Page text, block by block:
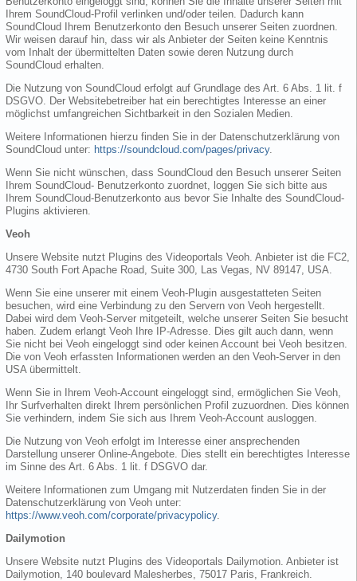
Ihrem SoundCloud-Profil verlinken und/oder teilen. Dadurch kann
SoundCloud Ihrem Benutzerkonto den Besuch unserer Seiten zuordnen.
Wir weisen darauf hin, dass wir als Anbieter der Seiten keine Kenntnis
vom Inhalt der übermittelten Daten sowie deren Nutzung durch
SoundCloud erhalten.
Die Nutzung von SoundCloud erfolgt auf Grundlage des Art. 6 Abs. 1 lit. f
DSGVO. Der Websitebetreiber hat ein berechtigtes Interesse an einer
möglichst umfangreichen Sichtbarkeit in den Sozialen Medien.
Weitere Informationen hierzu finden Sie in der Datenschutzerklärung von
SoundCloud unter: https://soundcloud.com/pages/privacy.
Wenn Sie nicht wünschen, dass SoundCloud den Besuch unserer Seiten
Ihrem SoundCloud- Benutzerkonto zuordnet, loggen Sie sich bitte aus
Ihrem SoundCloud-Benutzerkonto aus bevor Sie Inhalte des SoundCloud-
Plugins aktivieren.
Veoh
Unsere Website nutzt Plugins des Videoportals Veoh. Anbieter ist die FC2,
4730 South Fort Apache Road, Suite 300, Las Vegas, NV 89147, USA.
Wenn Sie eine unserer mit einem Veoh-Plugin ausgestatteten Seiten
besuchen, wird eine Verbindung zu den Servern von Veoh hergestellt.
Dabei wird dem Veoh-Server mitgeteilt, welche unserer Seiten Sie besucht
haben. Zudem erlangt Veoh Ihre IP-Adresse. Dies gilt auch dann, wenn
Sie nicht bei Veoh eingeloggt sind oder keinen Account bei Veoh besitzen.
Die von Veoh erfassten Informationen werden an den Veoh-Server in den
USA übermittelt.
Wenn Sie in Ihrem Veoh-Account eingeloggt sind, ermöglichen Sie Veoh,
Ihr Surfverhalten direkt Ihrem persönlichen Profil zuzuordnen. Dies können
Sie verhindern, indem Sie sich aus Ihrem Veoh-Account ausloggen.
Die Nutzung von Veoh erfolgt im Interesse einer ansprechenden
Darstellung unserer Online-Angebote. Dies stellt ein berechtigtes Interesse
im Sinne des Art. 6 Abs. 1 lit. f DSGVO dar.
Weitere Informationen zum Umgang mit Nutzerdaten finden Sie in der
Datenschutzerklärung von Veoh unter:
https://www.veoh.com/corporate/privacypolicy.
Dailymotion
Unsere Website nutzt Plugins des Videoportals Dailymotion. Anbieter ist
Dailymotion, 140 boulevard Malesherbes, 75017 Paris, Frankreich.